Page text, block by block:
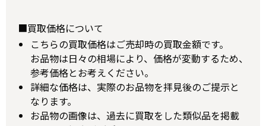
■買取価格について
こちらの買取価格はご売却時の買取金額です。
お品物は日々の相場により、価格が変動するため、
参考価格とお考えください。
詳細な価格は、実際のお品物を拝見後のご提示と
なります。
お品物の画像は、過去に買取をした類似品を掲載